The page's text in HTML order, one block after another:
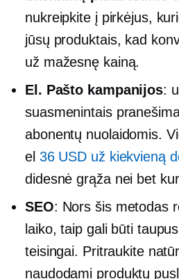
nukreipkite į pirkėjus,
jūsų produktais, kad
už mažesnę kainą.
El. Pašto kampanijos:
suasmenintais
abonentų nuolaidomis.
el 36 USD už kiekvieną
didesnė grąža nei bet
SEO: Nors šis metodas
laiko, taip gali būti taupus
teisingai. Pritraukite
naudodami produktų